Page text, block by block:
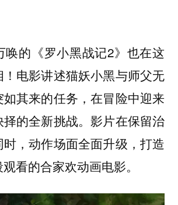
唤的《罗小黑战记2》也在这
电影讲述猫妖小黑与师父无
其来的任务，在冒险中迎来
的全新挑战。影片在保留治
，动作场面全面升级，打造
看的合家欢动画电影。